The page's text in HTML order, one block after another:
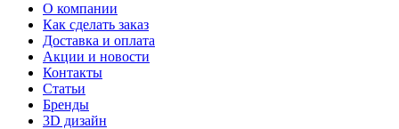
О компании
Как сделать заказ
Доставка и оплата
Акции и новости
Контакты
Статьи
Бренды
3D дизайн